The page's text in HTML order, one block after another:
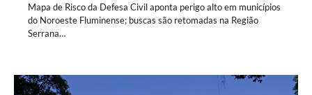
Mapa de Risco da Defesa Civil aponta perigo alto em municípios
do Noroeste Fluminense; buscas são retomadas na Região
Serrana…